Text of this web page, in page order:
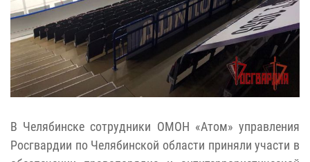
В Челябинске сотрудники ОМОН «Атом» управления
Росгвардии по Челябинской области приняли участи в